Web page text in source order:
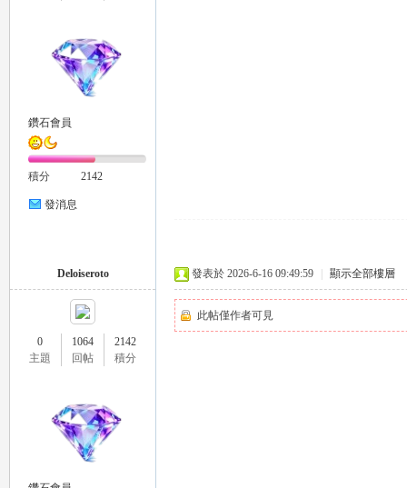
鑽石會員
積分 2142
發消息
Deloiseroto
0
主題
1064
回帖
2142
積分
發表於 2026-6-16 09:49:59 顯示全部樓層
此帖僅作者可見